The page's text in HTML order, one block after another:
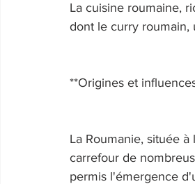
La cuisine roumaine,
dont le curry roumain,
**Origines et
La Roumanie, située
carrefour de
permis l'émergence